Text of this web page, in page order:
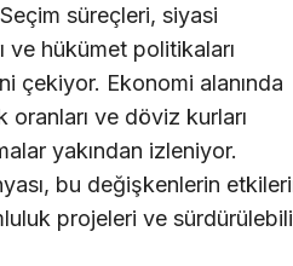
süreçleri, siyasi
ve hükümet politikaları
çekiyor. Ekonomi alanında
ve döviz kurları
yakından izleniyor.
bu değişkenlerin
projeleri ve